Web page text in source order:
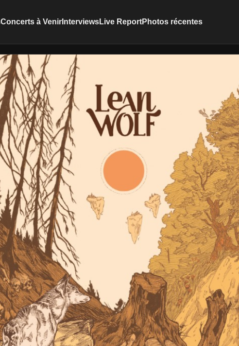
Concerts à VenirInterviewsLive ReportPhotos récentes